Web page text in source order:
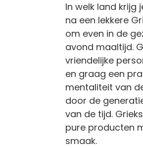
In welk land krijg
na een lekkere
om even in de
avond maaltijd.
vriendelijke
en graag een
mentaliteit van
door de
van de tijd.
pure producten
smaak.